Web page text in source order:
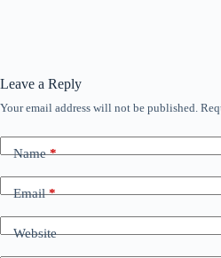
Leave a Reply
Your email address will not be published.
Name*
Email*
Website